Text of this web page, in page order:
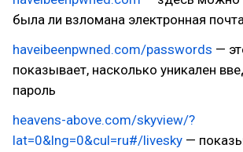
была ли взломана электронная
haveibeenpwned.com/passwords —
показывает, насколько уникален
пароль
heavens-above.com/skyview/?
lat=0&lng=0&cul=ru#/livesky —